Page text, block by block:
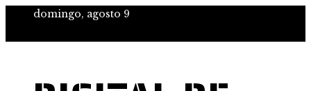
domingo, agosto 9